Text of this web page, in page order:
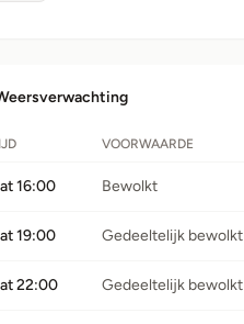
VOORWAARDE
16:00 Bewolkt
19:00 Gedeeltelijk bewolkt
22:00 Gedeeltelijk bewolkt